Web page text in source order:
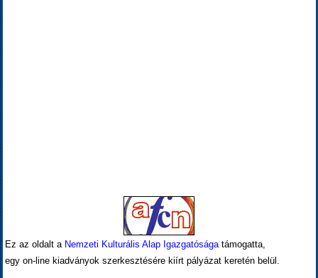
Ez az oldalt a Nemzeti Kulturális Alap Igazgatóságatámogatta,
egy on-line kiadványok szerkesztésére kiírt pályázat keretén belül.